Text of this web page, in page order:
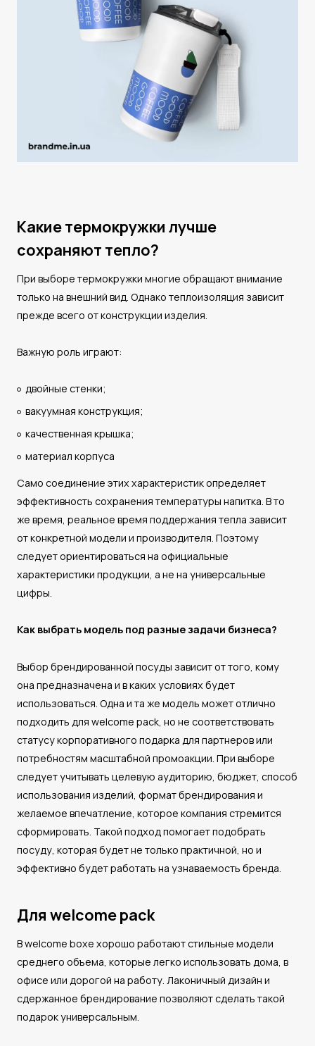
Какие термокружки лучше
сохраняют тепло?
При выборе термокружки многие обращают внимание
только на внешний вид. Однако теплоизоляция зависит
прежде всего от конструкции изделия.
Важную роль играют:
двойные стенки;
вакуумная конструкция;
качественная крышка;
материал корпуса
Само соединение этих характеристик определяет
эффективность сохранения температуры напитка. В то
же время, реальное время поддержания тепла зависит
от конкретной модели и производителя. Поэтому
следует ориентироваться на официальные
характеристики продукции, а не на универсальные
цифры.
Как выбрать модель под разные задачи бизнеса?
Выбор брендированной посуды зависит от того, кому
она предназначена и в каких условиях будет
использоваться. Одна и та же модель может отлично
подходить для welcome pack, но не соответствовать
статусу корпоративного подарка для партнеров или
потребностям масштабной промоакции. При выборе
следует учитывать целевую аудиторию, бюджет, способ
использования изделий, формат брендирования и
желаемое впечатление, которое компания стремится
сформировать. Такой подход помогает подобрать
посуду, которая будет не только практичной, но и
эффективно будет работать на узнаваемость бренда.
Для welcome pack
В welcome boxе хорошо работают стильные модели
среднего объема, которые легко использовать дома, в
офисе или дорогой на работу. Лаконичный дизайн и
сдержанное брендирование позволяют сделать такой
подарок универсальным.